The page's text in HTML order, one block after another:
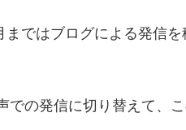
まではブログによる発信
での発信に切り替えて、